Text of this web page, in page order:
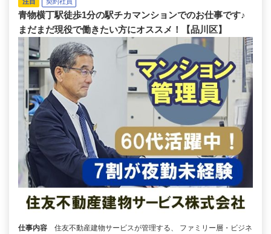
青物横丁駅徒歩1分の駅チカマンションでのお仕事です♪
まだまだ現役で働きたい方にオススメ！【品川区】
仕事内容
住友不動産建物サービスが管理する、 ファミリー層・ビジネ